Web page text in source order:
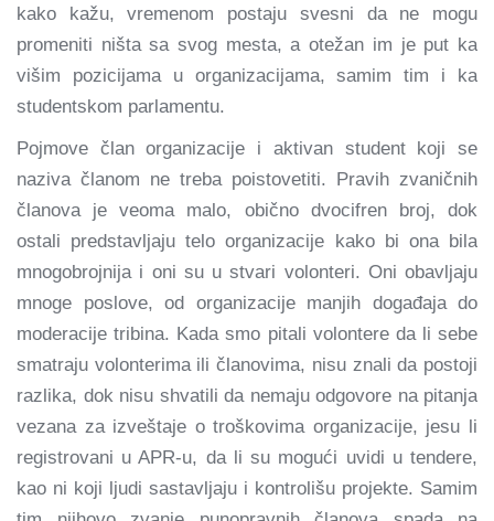
kako kažu, vremenom postaju
svesni da ne mogu
promeniti ništa sa svog mesta, a otežan im je put ka
višim pozicijama u organizacijama, samim tim i ka
studentskom parlamentu.
Pojmove član organizacije i aktivan student koji se
naziva članom ne treba poistovetiti. Pravih zvaničnih
članova je veoma malo, obično dvocifren broj, dok
ostali predstavljaju telo organizacije kako bi ona bila
mnogobrojnija i oni su u stvari volonteri. Oni obavljaju
mnoge poslove, od organizacije manjih događaja do
moderacije tribina. Kada smo pitali volontere da li sebe
smatraju volonterima ili članovima, nisu znali da postoji
razlika, dok nisu shvatili da nemaju odgovore na pitanja
vezana za izveštaje o troškovima organizacije, jesu li
registrovani u APR-u, da li su mogući uvidi u tendere,
kao ni koji ljudi sastavljaju i kontrolišu projekte. Samim